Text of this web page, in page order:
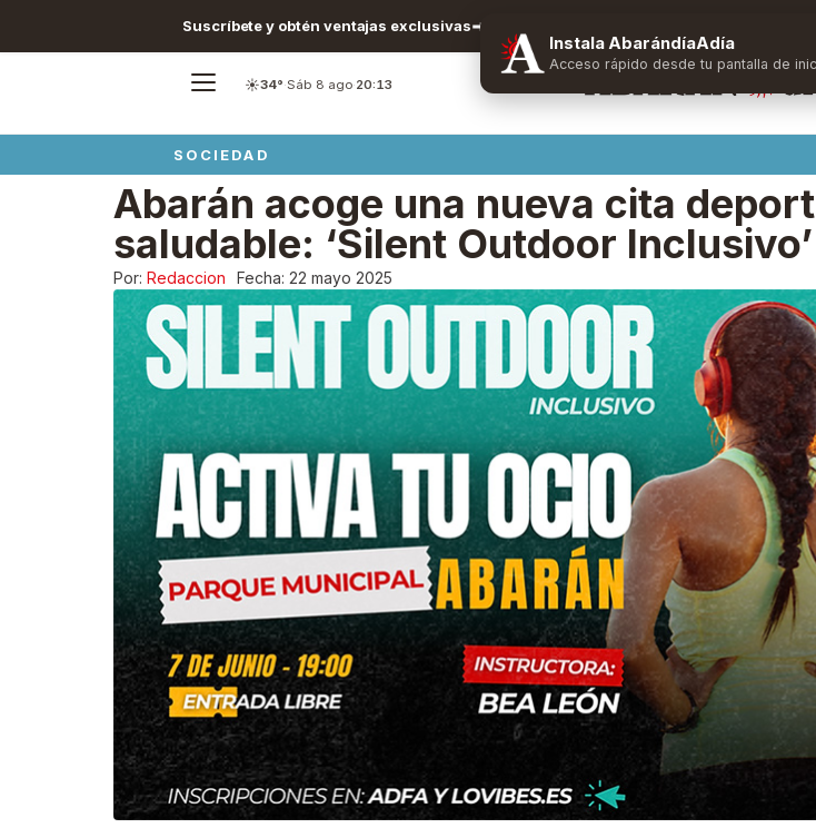
Suscríbete y obtén ventajas exclusivas
☀️34°·Sáb 8 ago·20:13
SOCIEDAD
Abarán acoge una nueva cita
saludable: ‘Silent Outdoor Inclusivo’
Por: Redaccion Fecha: 22 mayo 2025
Instala AbarándíaAdía
Acceso rápido desde tu pantalla de